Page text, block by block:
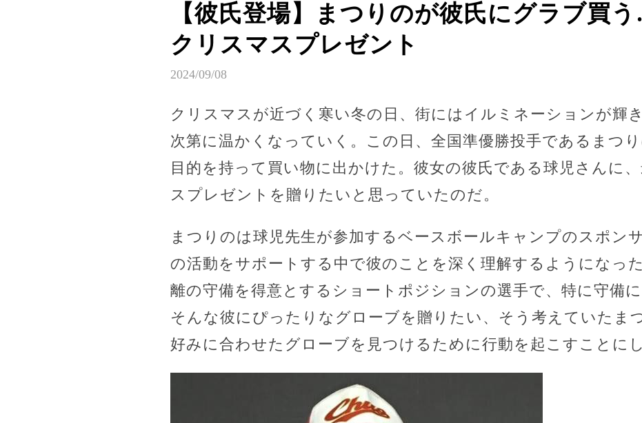
【彼氏登場】まつりのが彼氏にグラブ買
クリスマスプレゼント
2024/09/08
クリスマスが近づく寒い冬の日、街にはイルミネーションが輝
次第に温かくなっていく。この日、全国準優勝投手であるまつ
目的を持って買い物に出かけた。彼女の彼氏である球児さんに
スプレゼントを贈りたいと思っていたのだ。
まつりのは球児先生が参加するベースボールキャンプのスポン
の活動をサポートする中で彼のことを深く理解するようになっ
離の守備を得意とするショートポジションの選手で、特に守備に
そんな彼にぴったりなグローブを贈りたい、そう考えていたま
好みに合わせたグローブを見つけるために行動を起こすことにし